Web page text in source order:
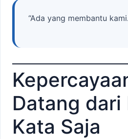
“Ada yang membantu
Datang dari
Kata Saja